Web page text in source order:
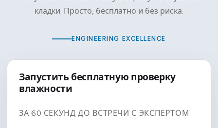
кладки. Просто, бесплатно и без риска.
ENGINEERING EXCELLENCE
Запустить бесплатную проверку
влажности
ЗА 60 СЕКУНД ДО ВСТРЕЧИ С ЭКСПЕРТОМ